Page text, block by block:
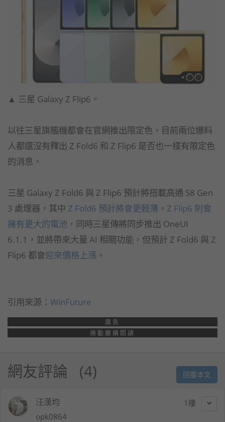
▲ 三星 Galaxy Z Flip6。
以往三星旗艦機都會在官網推出限定色，目前兩位爆料
人都還沒有釋出 Z Fold6 和 Z Flip6 是否也一樣有限定色
的消息。
三星 Galaxy Z Fold6 與 Z Flip6 預計將搭載高通 S8 Gen
3 處理器，其中 Z Fold6 預計將會更輕薄 ， Z Flip6 則會
擁有更大的電池 ，同時三星傳將同步推出 OneUI
6.1.1，並將帶來大量 AI 相關功能，但預計 Z Fold6 與 Z
Flip6 都會迎來價格上漲 。
引用來源： WinFuture
廣告
捲動繼續閱讀
網友評論 4 回覆本文
1
汪漢均
opk0864